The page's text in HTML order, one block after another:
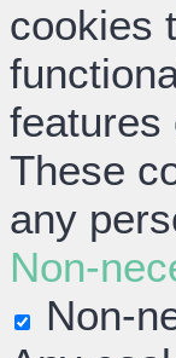
cookies
features
These
any
Non-
Non-